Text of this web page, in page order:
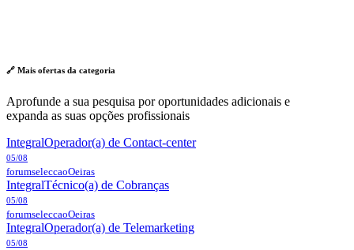
🔗 Mais ofertas da categoria
Aprofunde a sua pesquisa por oportunidades adicionais e
expanda as suas opções profissionais
IntegralOperador(a) de Contact-center
05/08
forumseleccaoOeiras
IntegralTécnico(a) de Cobranças
05/08
forumseleccaoOeiras
IntegralOperador(a) de Telemarketing
05/08